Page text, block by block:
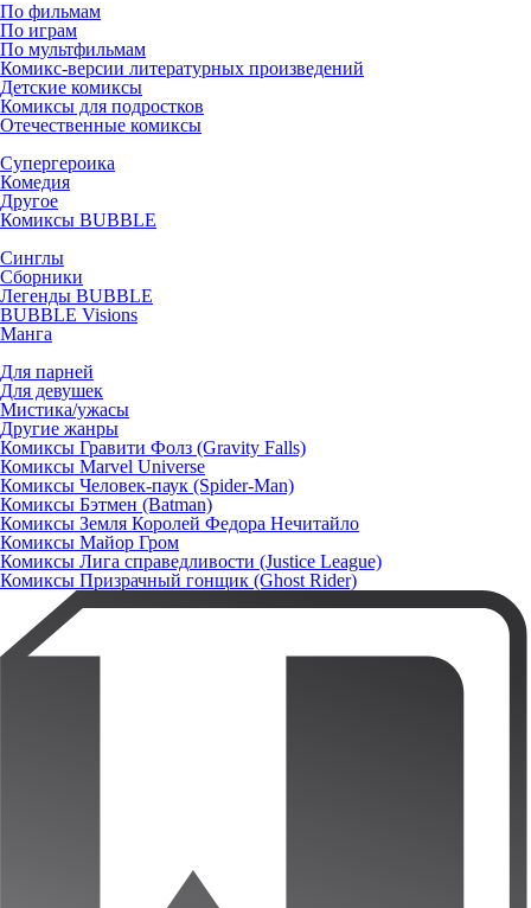
По фильмам
По играм
По мультфильмам
Комикс-версии литературных произведений
Детские комиксы
Комиксы для подростков
Отечественные комиксы
Супергероика
Комедия
Другое
Комиксы BUBBLE
Синглы
Сборники
Легенды BUBBLE
BUBBLE Visions
Манга
Для парней
Для девушек
Мистика/ужасы
Другие жанры
Комиксы Гравити Фолз (Gravity Falls)
Комиксы Marvel Universe
Комиксы Человек-паук (Spider-Man)
Комиксы Бэтмен (Batman)
Комиксы Земля Королей Федора Нечитайло
Комиксы Майор Гром
Комиксы Лига справедливости (Justice League)
Комиксы Призрачный гонщик (Ghost Rider)